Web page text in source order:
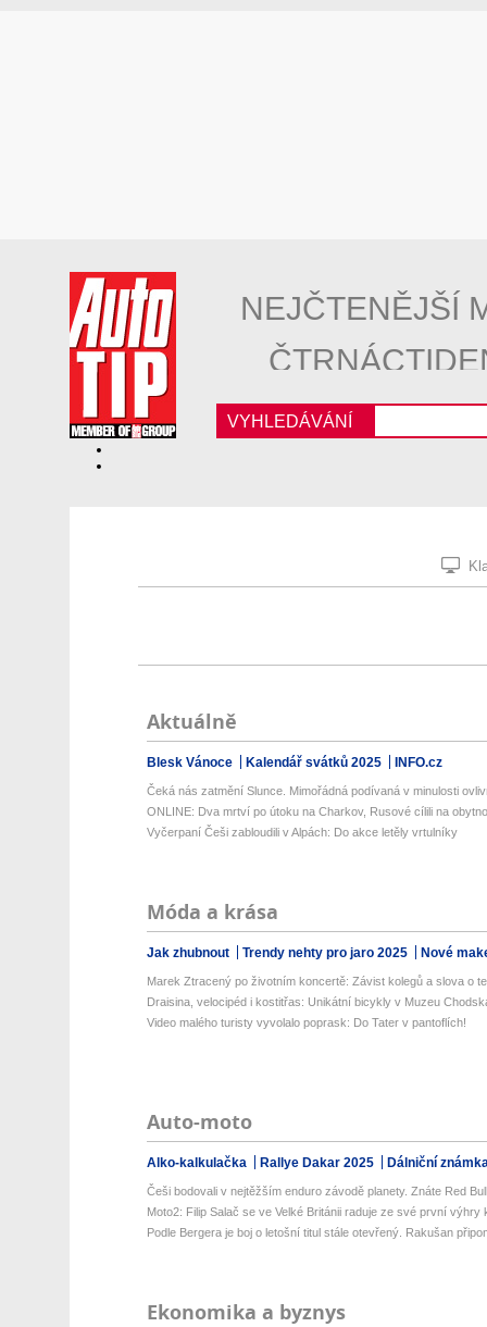
NEJČTENĚJŠÍ
VYHLEDÁVÁNÍ
Aktuálně
Blesk Vánoce Kalendář svátků 2025 INFO.cz
Čeká nás zatmění Slunce. Mimořádná podívaná v minulosti
ONLINE: Dva mrtví po útoku na Charkov, Rusové cílili na
Vyčerpaní Češi zabloudili v Alpách: Do akce letěly vrtulníky
Móda a krása
Jak zhubnout Trendy nehty pro jaro 2025 Nové
Marek Ztracený po životním koncertě: Závist kolegů a slova o
Draisina, velocipéd i kostitřas: Unikátní bicykly v Muzeu
Video malého turisty vyvolalo poprask: Do Tater v pantoflích!
Auto-moto
Alko-kalkulačka Rallye Dakar 2025 Dálniční
Češi bodovali v nejtěžším enduro závodě planety. Znáte Red
Moto2: Filip Salač se ve Velké Británii raduje ze své první výhry
Podle Bergera je boj o letošní titul stále otevřený. Rakušan
Ekonomika a byznys